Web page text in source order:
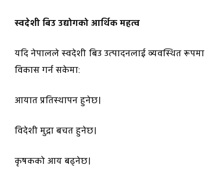
स्वदेशी बिउ उद्योगको आर्थिक महत्व
यदि नेपालले स्वदेशी बिउ उत्पादनलाई व्यवस्थित रूपमा
विकास गर्न सकेमा:
आयात प्रतिस्थापन हुनेछ।
विदेशी मुद्रा बचत हुनेछ।
कृषकको आय बढ्नेछ।